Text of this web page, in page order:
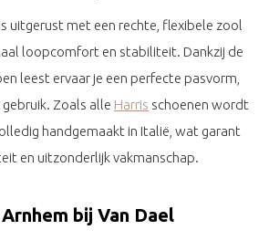
uitgerust met een rechte, flexibele zool
loopcomfort en stabiliteit. Dankzij de
leest ervaar je een perfecte pasvorm,
Zoals alle Harris schoenen wordt
handgemaakt in Italië, wat garant
en uitzonderlijk vakmanschap.
bij Van Dael